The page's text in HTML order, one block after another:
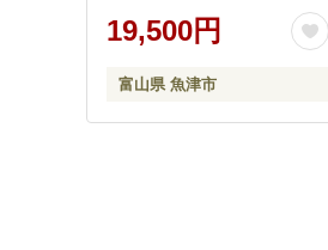
※北海道・沖縄・離島への
配送不可
19,500円
富山県 魚津市